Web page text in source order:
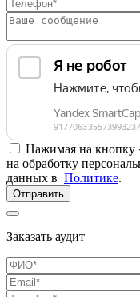
Нажимая на кнопку
на обработку
данных в Политике.
Отправить
Заказать аудит